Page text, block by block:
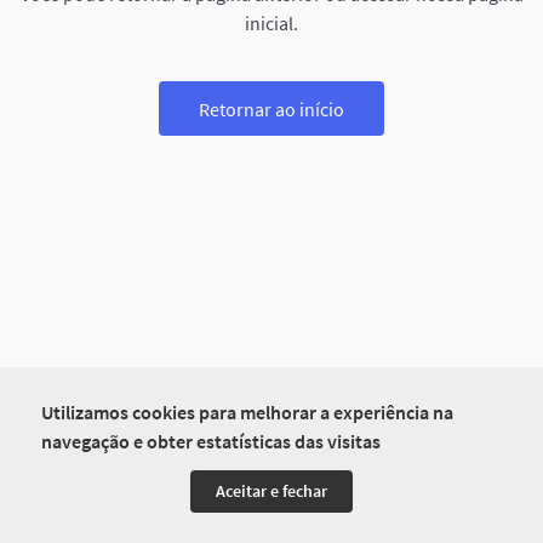
Utilizamos cookies para melhorar a experiência na
navegação e obter estatísticas das visitas
Aceitar e fechar
inicial.
Retornar ao início